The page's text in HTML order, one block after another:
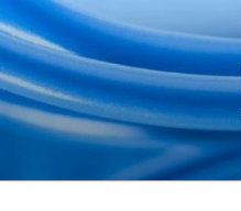
Przejdź
do
treści